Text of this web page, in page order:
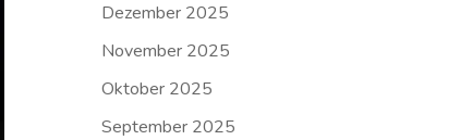
Dezember 2025
November 2025
Oktober 2025
September 2025